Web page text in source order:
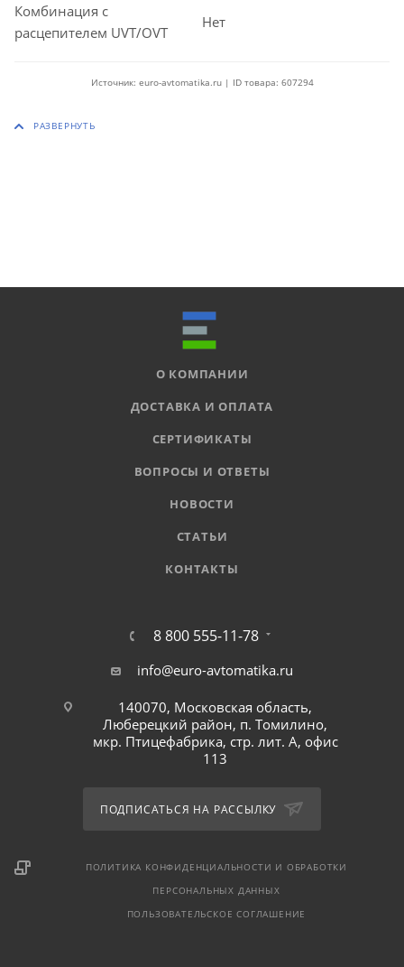
Комбинация с
расцепителем UVT/OVT
Нет
Источник: euro-avtomatika.ru | ID товара: 607294
О КОМПАНИИ
ДОСТАВКА И ОПЛАТА
СЕРТИФИКАТЫ
ВОПРОСЫ И ОТВЕТЫ
НОВОСТИ
СТАТЬИ
КОНТАКТЫ
8 800 555-11-78
info@euro-avtomatika.ru
140070, Московская область,
Люберецкий район, п. Томилино,
мкр. Птицефабрика, стр. лит. А, офис
113
ПОДПИСАТЬСЯ НА РАССЫЛКУ
ПОЛИТИКА КОНФИДЕНЦИАЛЬНОСТИ И ОБРАБОТКИ
ПЕРСОНАЛЬНЫХ ДАННЫХ
ПОЛЬЗОВАТЕЛЬСКОЕ СОГЛАШЕНИЕ